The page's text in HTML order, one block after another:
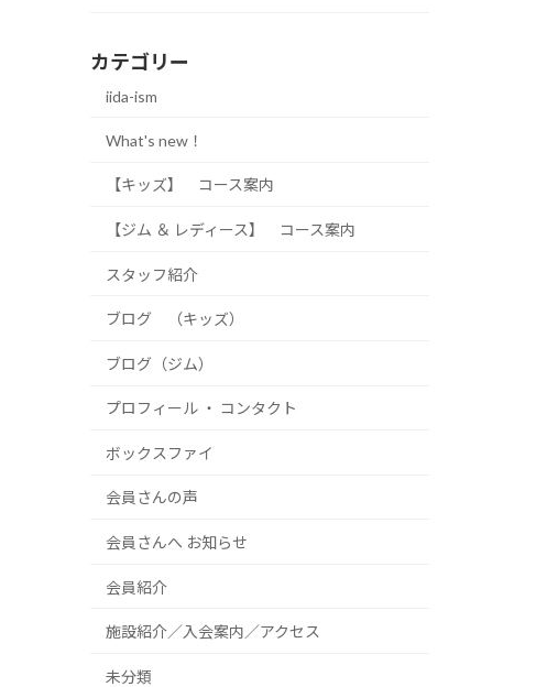
カテゴリー
iida-ism
What's new！
【キッズ】 コース案内
【ジム ＆ レディース】 コース案内
スタッフ紹介
ブログ （キッズ）
ブログ（ジム）
プロフィール ・ コンタクト
ボックスファイ
会員さんの声
会員さんへ お知らせ
会員紹介
施設紹介／入会案内／アクセス
未分類